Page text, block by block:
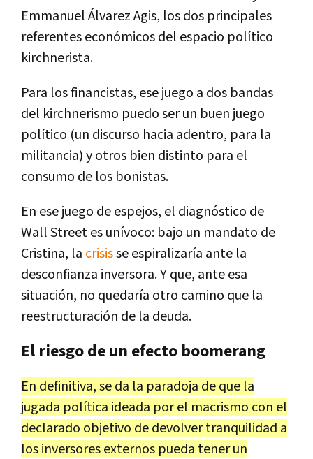
Emmanuel Álvarez Agis, los dos principales
referentes económicos del espacio político
kirchnerista.
Para los financistas, ese juego a dos bandas
del kirchnerismo puedo ser un buen juego
político (un discurso hacia adentro, para la
militancia) y otros bien distinto para el
consumo de los bonistas.
En ese juego de espejos, el diagnóstico de
Wall Street es unívoco: bajo un mandato de
Cristina, la crisisse espiralizaría ante la
desconfianza inversora. Y que, ante esa
situación, no quedaría otro camino que la
reestructuración de la deuda.
El riesgo de un efecto boomerang
En definitiva, se da la paradoja de que la
jugada política ideada por el macrismo con el
declarado objetivo de devolver tranquilidad a
los inversores externos pueda tener un